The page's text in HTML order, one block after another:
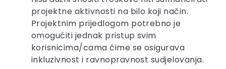
projektne aktivnosti na bilo koji način.
Projektnim prijedlogom potrebno je
omogućiti jednak pristup svim
korisnicima/cama čime se osigurava
inkluzivnost i ravnopravnost sudjelovanja.